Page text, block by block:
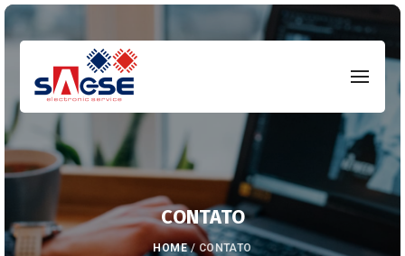
CONTATO
HOME/ CONTATO